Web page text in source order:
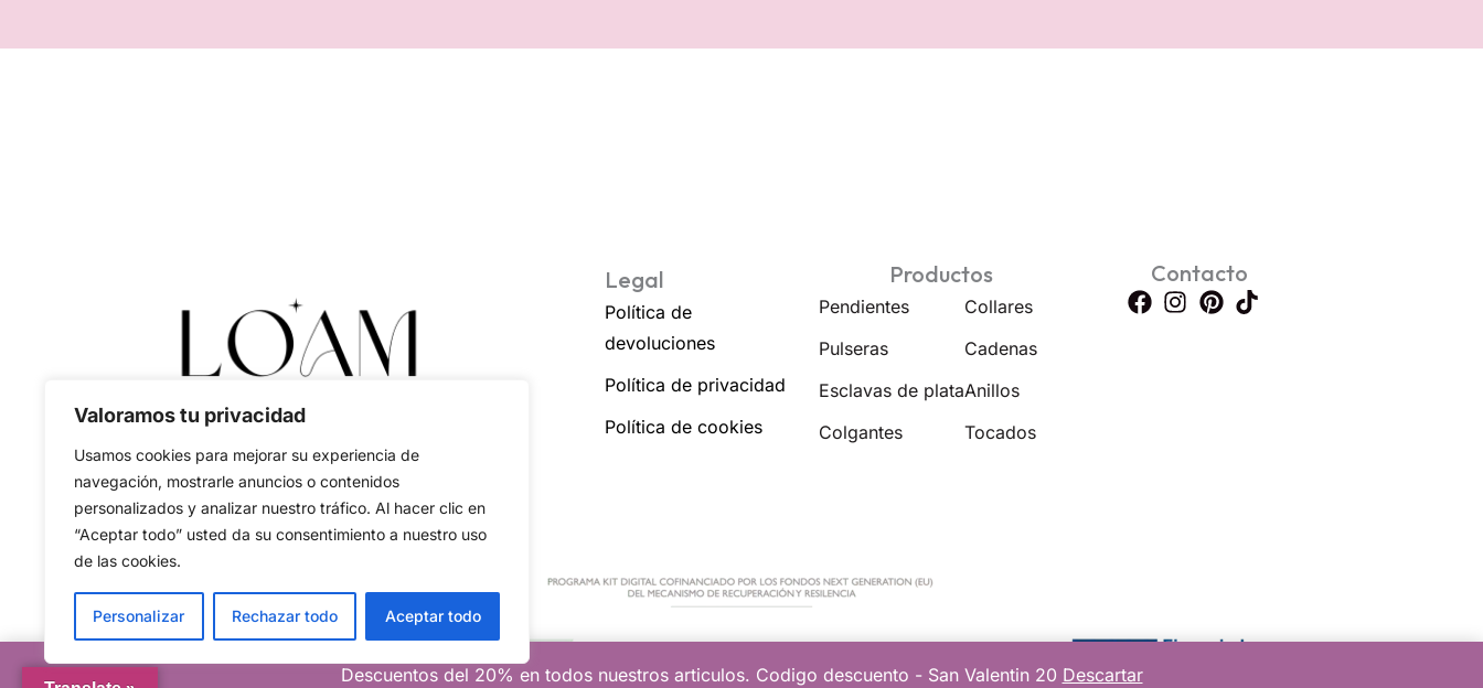
Valoramos tu privacidad
Usamos cookies para mejorar su experiencia de
navegación, mostrarle anuncios o contenidos
personalizados y analizar nuestro tráfico. Al hacer clic en
“Aceptar todo” usted da su consentimiento a nuestro uso
de las cookies.
Personalizar Rechazar todo Aceptar todo
Descuentos del 20% en todos nuestros articulos. Codigo descuento - San Valentin 20 Descartar
Legal
Política de
devoluciones
Política de privacidad
Política de cookies
Productos
Pendientes
Pulseras
Esclavas de plata
Colgantes
Collares
Cadenas
Anillos
Tocados
Contacto